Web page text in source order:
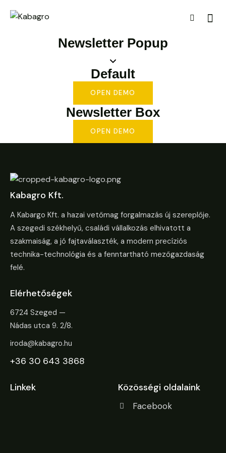
Newsletter Popup
Default
OPEN DEMO
Newsletter Box
OPEN DEMO
Kabagro Kft.
A Kabargo Kft. a hazai vetőmag forgalmazás új szereplője.
A szegedi székhelyű, családi vállalkozás elhivatott a
szakmaiság, a jó fajtaválaszték, a modern precíziós
technika-technológia és a fenntartható mezőgazdaság
felé.
Elérhetőségek
6724 Szeged —
Nádas utca 9. 2/8.
iroda@kabagro.hu
+36 30 643 3868
Linkek Közösségi oldalaink
Facebook